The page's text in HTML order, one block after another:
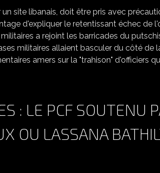
site libanais, doit être pris avec
d'expliquer le retentissant échec de
a rejoint les barricades du
militaires allaient basculer du côté de
amers sur la "trahison" d'officiers
: LE PCF SOUTENU
OU LASSANA
: LE PCF SOUTENU PAR COSTA-